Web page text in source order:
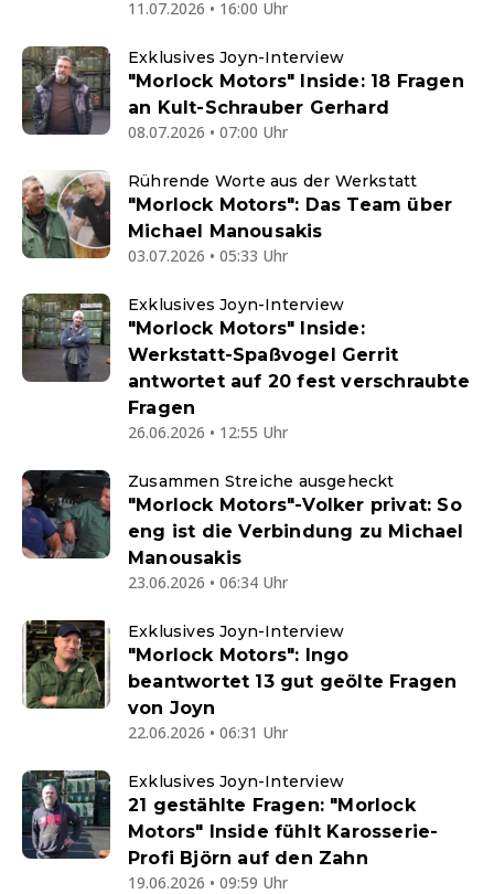
11.07.2026 • 16:00 Uhr
Exklusives Joyn-Interview
"Morlock Motors" Inside: 18 Fragen
an Kult-Schrauber Gerhard
08.07.2026 • 07:00 Uhr
Rührende Worte aus der Werkstatt
"Morlock Motors": Das Team über
Michael Manousakis
03.07.2026 • 05:33 Uhr
Exklusives Joyn-Interview
"Morlock Motors" Inside:
Werkstatt-Spaßvogel Gerrit
antwortet auf 20 fest verschraubte
Fragen
26.06.2026 • 12:55 Uhr
Zusammen Streiche ausgeheckt
"Morlock Motors"-Volker privat: So
eng ist die Verbindung zu Michael
Manousakis
23.06.2026 • 06:34 Uhr
Exklusives Joyn-Interview
"Morlock Motors": Ingo
beantwortet 13 gut geölte Fragen
von Joyn
22.06.2026 • 06:31 Uhr
Exklusives Joyn-Interview
21 gestählte Fragen: "Morlock
Motors" Inside fühlt Karosserie-
Profi Björn auf den Zahn
19.06.2026 • 09:59 Uhr